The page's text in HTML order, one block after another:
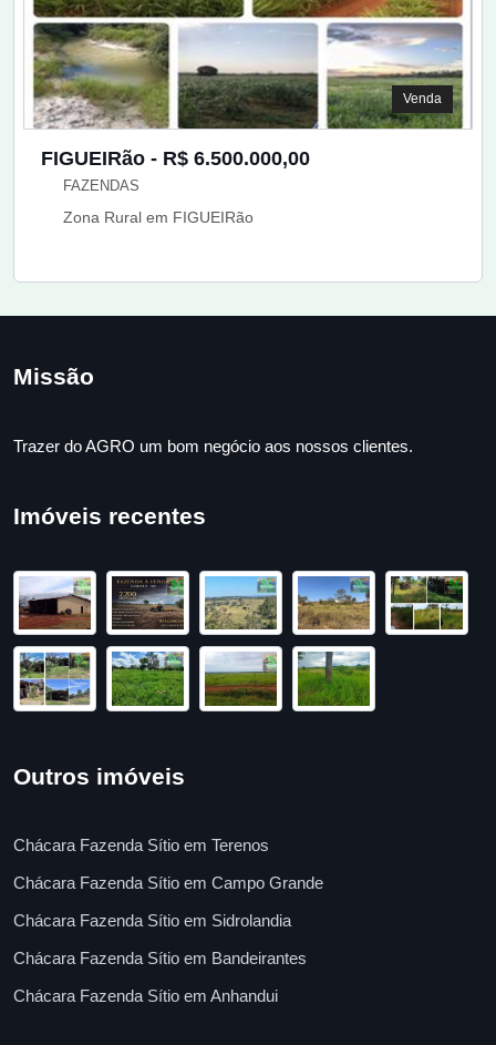
Venda
FIGUEIRão - R$ 6.500.000,00
FAZENDAS
Zona Rural em FIGUEIRão
Missão
Trazer do AGRO um bom negócio aos nossos clientes.
Imóveis recentes
Outros imóveis
Chácara Fazenda Sítio em Terenos
Chácara Fazenda Sítio em Campo Grande
Chácara Fazenda Sítio em Sidrolandia
Chácara Fazenda Sítio em Bandeirantes
Chácara Fazenda Sítio em Anhandui